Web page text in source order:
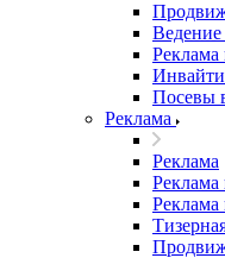
Посевы
Реклама
Реклама
Реклама